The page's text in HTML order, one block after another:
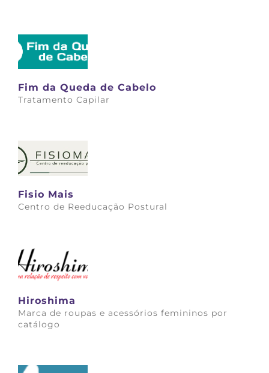
Fim da Queda de Cabelo
Tratamento Capilar
Fisio Mais
Centro de Reeducação Postural
Hiroshima
Marca de roupas e acessórios femininos por
catálogo